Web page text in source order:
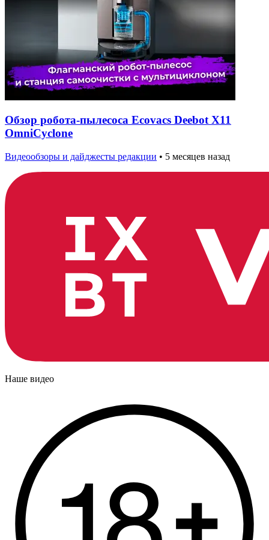
Обзор робота-пылесоса Ecovacs Deebot X11
OmniCyclone
Видеообзоры и дайджесты редакции • 5 месяцев назад
Наше видео